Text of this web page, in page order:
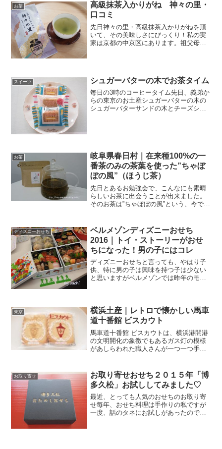
お茶
高級抹茶入かりがね 神々の里・
口コミ
先日神々の里・高級抹茶入かりがねを頂
いて、その美味しさにびっくり！私の実
家は京都の中京区にあります。祖父母の
スイーツ シュガーバターの木でお茶タイム
毎日の3時のコーヒータイム先日、義弟か
らの東京のお土産シュガーバターの木の
シュガーバターサンドの木とチーズショ
お茶
岐阜県春日村｜在来種100%の一
番茶のみの茶葉を使った”ちゃぼ
ぼの風”（ほうじ茶）
先日とあるお勉強会で、こんなにも素晴
らしいお茶に出会うことが出来ました。
そのお茶は”ちゃぼぼの風”という、今では
を使った力強い中にもほっこりと癒され
るそんなお茶です。「...
ディズニーおせち
ベルメゾンディズニーおせち
2016｜トイ・ストーリーがおせ
ちになった！男の子にはコレ
ディズニーおせちと言っても、やはり子
供、特に男の子は興味を持つ子は少ない
と思いますがベルメゾンでは昨年のモン
四段重おせちとっても可愛...
東京
横浜土産｜レトロで懐かしい馬車
道十番館 ビスカウト
馬車道十番館 ビスカウトは、横浜港開港
の文明開化の象徴でもあるガス灯の模様
があしらわれた職人さんが一つ一つ手づ
で、実食レビューさせていただきます。
馬車道十番館 ビスカウト...
お取り寄せ
お取り寄せおせち２０１５年「博
多久松」お試ししてみました♡
最近、とっても人気のおせちのお取り寄
せ毎年、おせち料理は手作りの私ですが
一度、話のタネにお試しがあったのでお